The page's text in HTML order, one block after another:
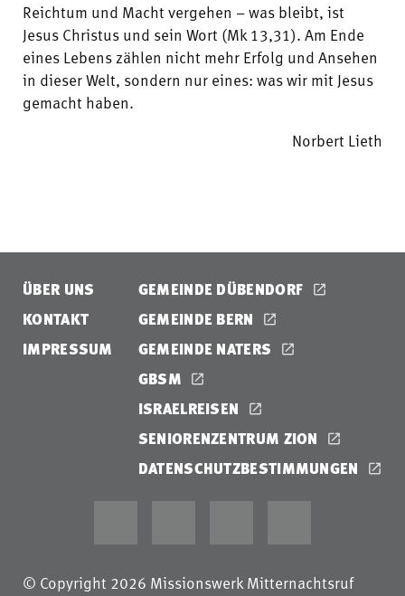
Reichtum und Macht vergehen – was bleibt, ist
Jesus Christus und sein Wort (Mk 13,31). Am Ende
eines Lebens zählen nicht mehr Erfolg und Ansehen
in dieser Welt, sondern nur eines: was wir mit Jesus
gemacht haben.
Norbert Lieth
ÜBER UNS
KONTAKT
IMPRESSUM
GEMEINDE DÜBENDORF
GEMEINDE BERN
GEMEINDE NATERS
GBSM
ISRAELREISEN
SENIORENZENTRUM ZION
DATENSCHUTZBESTIMMUNGEN
© Copyright 2026 Missionswerk Mitternachtsruf